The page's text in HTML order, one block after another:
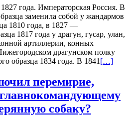
года. Императорская Россия. В
заменила собой у жандармов
1810 года, в 1827 —
1817 года у драгун, гусар, улан,
артиллерии, конных
драгунском полку
образца 1834 года. В 1841 […]
перемирие,
собаку?